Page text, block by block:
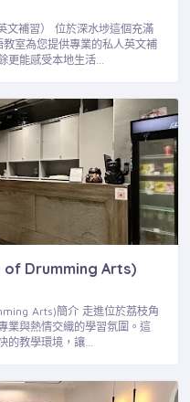
補習） 位於深水埗這個充滿
室為您提供專業的私人英文補
更能感受本地生活…
of Drumming Arts)
Arts)簡介 走進位於荔枝角
業與熱情交織的學習氛圍。這
的教學環境，讓…